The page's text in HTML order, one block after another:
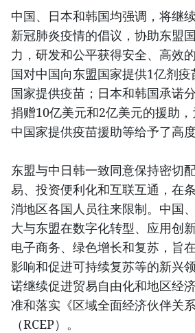
中国、日本和韩国均强调，将继
新冠肺炎疫情的倡议，协助东盟
力，研发和公平获得安全、高效
国对中国向东盟国家提供1亿剂
国家提供疫苗；日本和韩国承诺
捐赠10亿美元和2亿美元的援助
中国家提供疫苗援助等给予了高度
东盟与中日韩一致同意保持密切
易、投资便利化和互联互通，在
消地区各国人员往来限制。中国
大与东盟在数字化转型、应用创
电子商务、绿色增长和复苏，旨
影响和促进可持续复苏等的新兴
诺继续促进贸易自由化和地区经
准和落实《区域全面经济伙伴关系
（RCEP）。